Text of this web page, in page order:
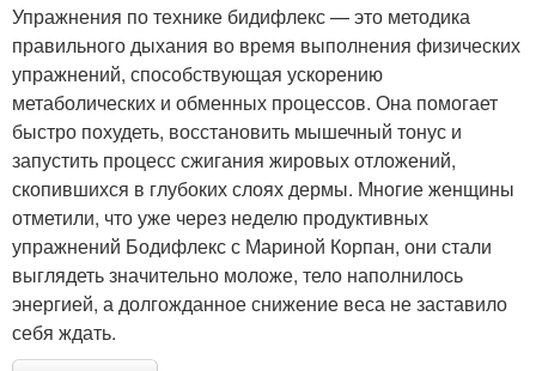
Упражнения по технике бидифлекс — это методика
правильного дыхания во время выполнения физических
упражнений, способствующая ускорению
метаболических и обменных процессов. Она помогает
быстро похудеть, восстановить мышечный тонус и
запустить процесс сжигания жировых отложений,
скопившихся в глубоких слоях дермы. Многие женщины
отметили, что уже через неделю продуктивных
упражнений Бодифлекс с Мариной Корпан, они стали
выглядеть значительно моложе, тело наполнилось
энергией, а долгожданное снижение веса не заставило
себя ждать.